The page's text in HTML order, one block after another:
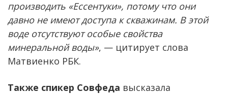
производить «Ессентуки», потому что они
давно не имеют доступа к скважинам. В этой
воде отсутствуют особые свойства
минеральной воды», — цитирует слова
Матвиенко РБК.
Также спикер Совфеда высказала